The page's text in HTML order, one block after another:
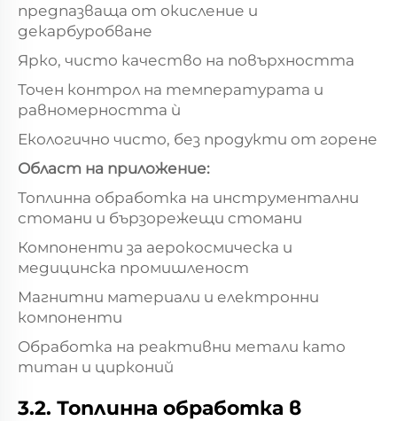
предпазваща от окисление и
декарбуробване
Ярко, чисто качество на повърхността
Точен контрол на температурата и
равномерността ѝ
Екологично чисто, без продукти от горене
Област на приложение:
Топлинна обработка на инструментални
стомани и бързорежещи стомани
Компоненти за аерокосмическа и
медицинска промишленост
Магнитни материали и електронни
компоненти
Обработка на реактивни метали като
титан и цирконий
3.2. Топлинна обработка в